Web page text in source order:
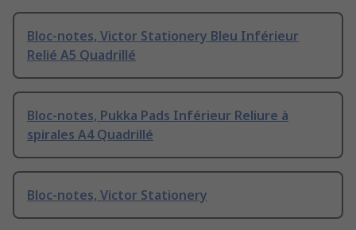
Bloc-notes, Victor Stationery Bleu Inférieur
Relié A5 Quadrillé
Bloc-notes, Pukka Pads Inférieur Reliure à
spirales A4 Quadrillé
Bloc-notes, Victor Stationery